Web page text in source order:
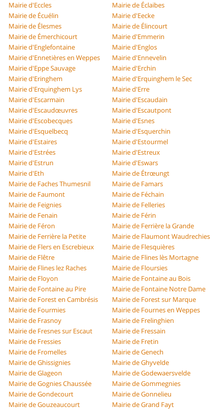
Mairie d'Eccles
Mairie de Éclaibes
Mairie de Écuélin
Mairie d'Eecke
Mairie de Élesmes
Mairie de Élincourt
Mairie de Émerchicourt
Mairie d'Emmerin
Mairie d'Englefontaine
Mairie d'Englos
Mairie d'Ennetières en Weppes
Mairie d'Ennevelin
Mairie d'Eppe Sauvage
Mairie d'Erchin
Mairie d'Eringhem
Mairie d'Erquinghem le Sec
Mairie d'Erquinghem Lys
Mairie d'Erre
Mairie d'Escarmain
Mairie d'Escaudain
Mairie d'Escaudœuvres
Mairie d'Escautpont
Mairie d'Escobecques
Mairie d'Esnes
Mairie d'Esquelbecq
Mairie d'Esquerchin
Mairie d'Estaires
Mairie d'Estourmel
Mairie d'Estrées
Mairie d'Estreux
Mairie d'Estrun
Mairie d'Eswars
Mairie d'Eth
Mairie de Étrœungt
Mairie de Faches Thumesnil
Mairie de Famars
Mairie de Faumont
Mairie de Féchain
Mairie de Feignies
Mairie de Felleries
Mairie de Fenain
Mairie de Férin
Mairie de Féron
Mairie de Ferrière la Grande
Mairie de Ferrière la Petite
Mairie de Flaumont Waudrechies
Mairie de Flers en Escrebieux
Mairie de Flesquières
Mairie de Flêtre
Mairie de Flines lès Mortagne
Mairie de Flines lez Raches
Mairie de Floursies
Mairie de Floyon
Mairie de Fontaine au Bois
Mairie de Fontaine au Pire
Mairie de Fontaine Notre Dame
Mairie de Forest en Cambrésis
Mairie de Forest sur Marque
Mairie de Fourmies
Mairie de Fournes en Weppes
Mairie de Frasnoy
Mairie de Frelinghien
Mairie de Fresnes sur Escaut
Mairie de Fressain
Mairie de Fressies
Mairie de Fretin
Mairie de Fromelles
Mairie de Genech
Mairie de Ghissignies
Mairie de Ghyvelde
Mairie de Glageon
Mairie de Godewaersvelde
Mairie de Gognies Chaussée
Mairie de Gommegnies
Mairie de Gondecourt
Mairie de Gonnelieu
Mairie de Gouzeaucourt
Mairie de Grand Fayt